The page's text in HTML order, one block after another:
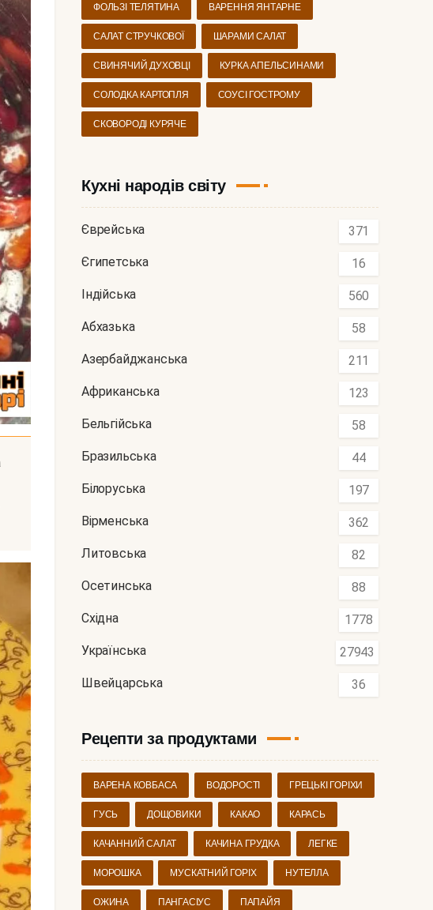
ФОЛЬЗІ ТЕЛЯТИНА ВАРЕННЯ ЯНТАРНЕ
САЛАТ СТРУЧКОВОЇ ШАРАМИ САЛАТ
СВИНЯЧИЙ ДУХОВЦІ КУРКА АПЕЛЬСИНАМИ
СОЛОДКА КАРТОПЛЯ СОУСІ ГОСТРОМУ
СКОВОРОДІ КУРЯЧЕ
Кухні народів світу
Єврейська 371
Єгипетська 16
Індійська 560
Абхазька 58
Азербайджанська 211
Африканська 123
Бельгійська 58
Бразильська 44
Білоруська 197
Вірменська 362
Литовська 82
Осетинська 88
Східна 1778
Українська 27943
Швейцарська 36
Рецепти за продуктами
ВАРЕНА КОВБАСА ВОДОРОСТІ ГРЕЦЬКІ ГОРІХИ
ГУСЬ ДОЩОВИКИ КАКАО КАРАСЬ
КАЧАННИЙ САЛАТ КАЧИНА ГРУДКА ЛЕГКЕ
МОРОШКА МУСКАТНИЙ ГОРІХ НУТЕЛЛА
ОЖИНА ПАНГАСІУС ПАПАЙЯ